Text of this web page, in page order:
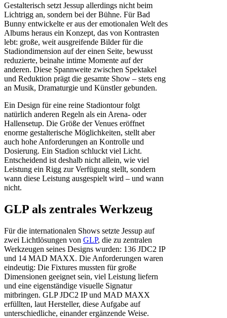
Gestalterisch setzt Jessup allerdings nicht beim
Lichtrigg an, sondern bei der Bühne. Für Bad
Bunny entwickelte er aus der emotionalen Welt des
Albums heraus ein Konzept, das von Kontrasten
lebt: große, weit ausgreifende Bilder für die
Stadiondimension auf der einen Seite, bewusst
reduzierte, beinahe intime Momente auf der
anderen. Diese Spannweite zwischen Spektakel
und Reduktion prägt die gesamte Show – stets eng
an Musik, Dramaturgie und Künstler gebunden.
Ein Design für eine reine Stadiontour folgt
natürlich anderen Regeln als ein Arena- oder
Hallensetup. Die Größe der Venues eröffnet
enorme gestalterische Möglichkeiten, stellt aber
auch hohe Anforderungen an Kontrolle und
Dosierung. Ein Stadion schluckt viel Licht.
Entscheidend ist deshalb nicht allein, wie viel
Leistung ein Rigg zur Verfügung stellt, sondern
wann diese Leistung ausgespielt wird – und wann
nicht.
GLP als zentrales Werkzeug
Für die internationalen Shows setzte Jessup auf
zwei Lichtlösungen von GLP, die zu zentralen
Werkzeugen seines Designs wurden: 136 JDC2 IP
und 14 MAD MAXX. Die Anforderungen waren
eindeutig: Die Fixtures mussten für große
Dimensionen geeignet sein, viel Leistung liefern
und eine eigenständige visuelle Signatur
mitbringen. GLP JDC2 IP und MAD MAXX
erfüllten, laut Hersteller, diese Aufgabe auf
unterschiedliche, einander ergänzende Weise.